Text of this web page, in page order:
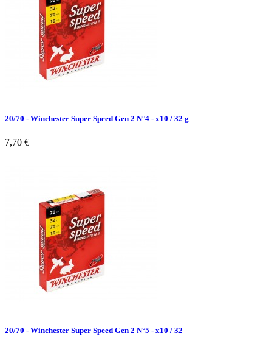
20/70 - Winchester Super Speed Gen 2 N°4 - x10 / 32 g
7,70 €
20/70 - Winchester Super Speed Gen 2 N°5 - x10 / 32